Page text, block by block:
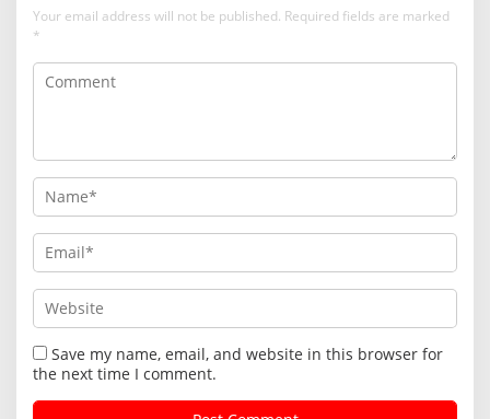
Your email address will not be published. Required fields are marked
*
Save my name, email, and website in this browser for
the next time I comment.